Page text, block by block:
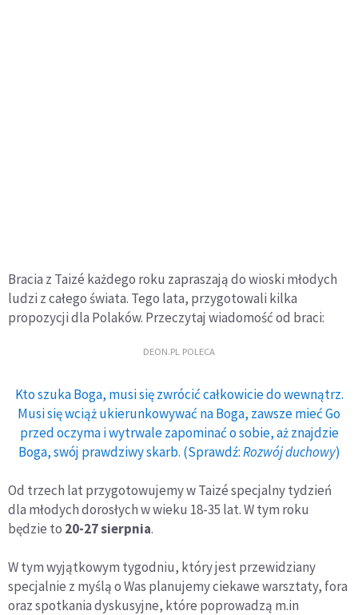
Bracia z Taizé każdego roku zapraszają do wioski młodych
ludzi z całego świata. Tego lata, przygotowali kilka
propozycji dla Polaków. Przeczytaj wiadomość od braci:
DEON.PL POLECA
Kto szuka Boga, musi się zwrócić całkowicie do wewnątrz.
Musi się wciąż ukierunkowywać na Boga, zawsze mieć Go
przed oczyma i wytrwale zapominać o sobie, aż znajdzie
Boga, swój prawdziwy skarb. (Sprawdź:Rozwój duchowy)
Od trzech lat przygotowujemy w Taizé specjalny tydzień
dla młodych dorosłych w wieku 18-35 lat. W tym roku
będzie to 20-27 sierpnia.
W tym wyjątkowym tygodniu, który jest przewidziany
specjalnie z myślą o Was planujemy ciekawe warsztaty, fora
oraz spotkania dyskusyjne, które poprowadzą m.in